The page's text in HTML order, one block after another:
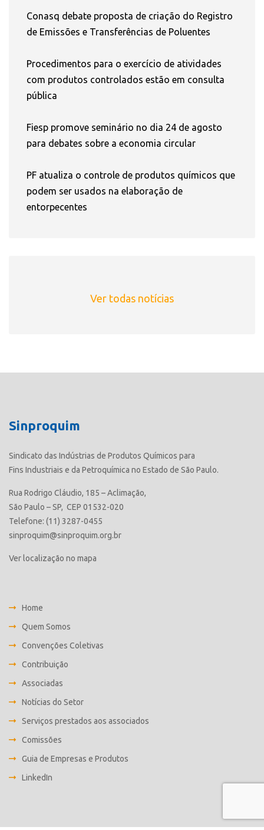
Conasq debate proposta de criação do Registro
de Emissões e Transferências de Poluentes
Procedimentos para o exercício de atividades
com produtos controlados estão em consulta
pública
Fiesp promove seminário no dia 24 de agosto
para debates sobre a economia circular
PF atualiza o controle de produtos químicos que
podem ser usados na elaboração de
entorpecentes
Ver todas notícias
Sinproquim
Sindicato das Indústrias de Produtos Químicos para
Fins Industriais e da Petroquímica no Estado de São Paulo.
Rua Rodrigo Cláudio, 185 – Aclimação,
São Paulo – SP, CEP 01532-020
Telefone: (11) 3287-0455
sinproquim@sinproquim.org.br
Ver localização no mapa
Home
Quem Somos
Convenções Coletivas
Contribuição
Associadas
Notícias do Setor
Serviços prestados aos associados
Comissões
Guia de Empresas e Produtos
LinkedIn